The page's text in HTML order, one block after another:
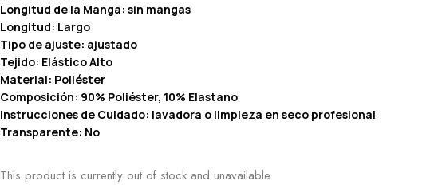
Longitud de la Manga: sin mangas
Longitud: Largo
Tipo de ajuste: ajustado
Tejido: Elástico Alto
Material: Poliéster
Composición: 90% Poliéster, 10% Elastano
Instrucciones de Cuidado: lavadora o limpieza en seco profesional
Transparente: No
This product is currently out of stock and unavailable.